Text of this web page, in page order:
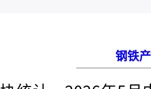
钢铁